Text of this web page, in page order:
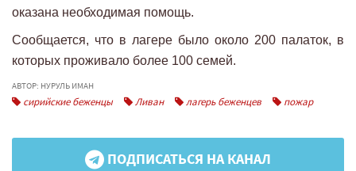
оказана необходимая помощь.
Сообщается, что в лагере было около 200 палаток, в
которых проживало более 100 семей.
АВТОР: НУРУЛЬ ИМАН
сирийские беженцы Ливан лагерь беженцев пожар
ПОДПИСАТЬСЯ НА КАНАЛ